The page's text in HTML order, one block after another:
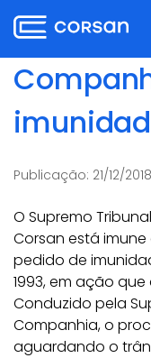
para
o
conteúdo
para
busca
para
o
conteúdo
Publicação: 21/12/
O Supremo
Corsan está
pedido de
1993, em ação
Conduzido pela
Companhia, o
aguardando o